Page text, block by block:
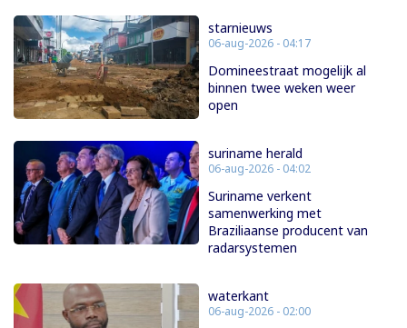
starnieuws
06-aug-2026 - 04:17
Domineestraat mogelijk al
binnen twee weken weer
open
suriname herald
06-aug-2026 - 04:02
Suriname verkent
samenwerking met
Braziliaanse producent van
radarsystemen
waterkant
06-aug-2026 - 02:00